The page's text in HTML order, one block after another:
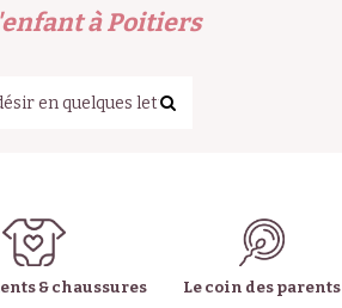
à Poitiers
& chaussures Le coin des parents